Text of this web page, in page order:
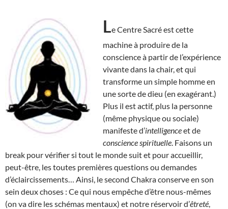
Le Centre Sacré est cette
machine à produire de la
conscience à partir de l’expérience
vivante dans la chair, et qui
transforme un simple homme en
une sorte de dieu (en exagérant.)
Plus il est actif, plus la personne
(même physique ou sociale)
manifeste d’intelligenceet de
conscience spirituelle . Faisons un
break pour vérifier si tout le monde suit et pour accueillir,
peut-être, les toutes premières questions ou demandes
d’éclaircissements… Ainsi, le second Chakra conserve en son
sein deux choses : Ce qui nous empêche d’être nous-mêmes
(on va dire les schémas mentaux) et notre réservoir d’êtreté